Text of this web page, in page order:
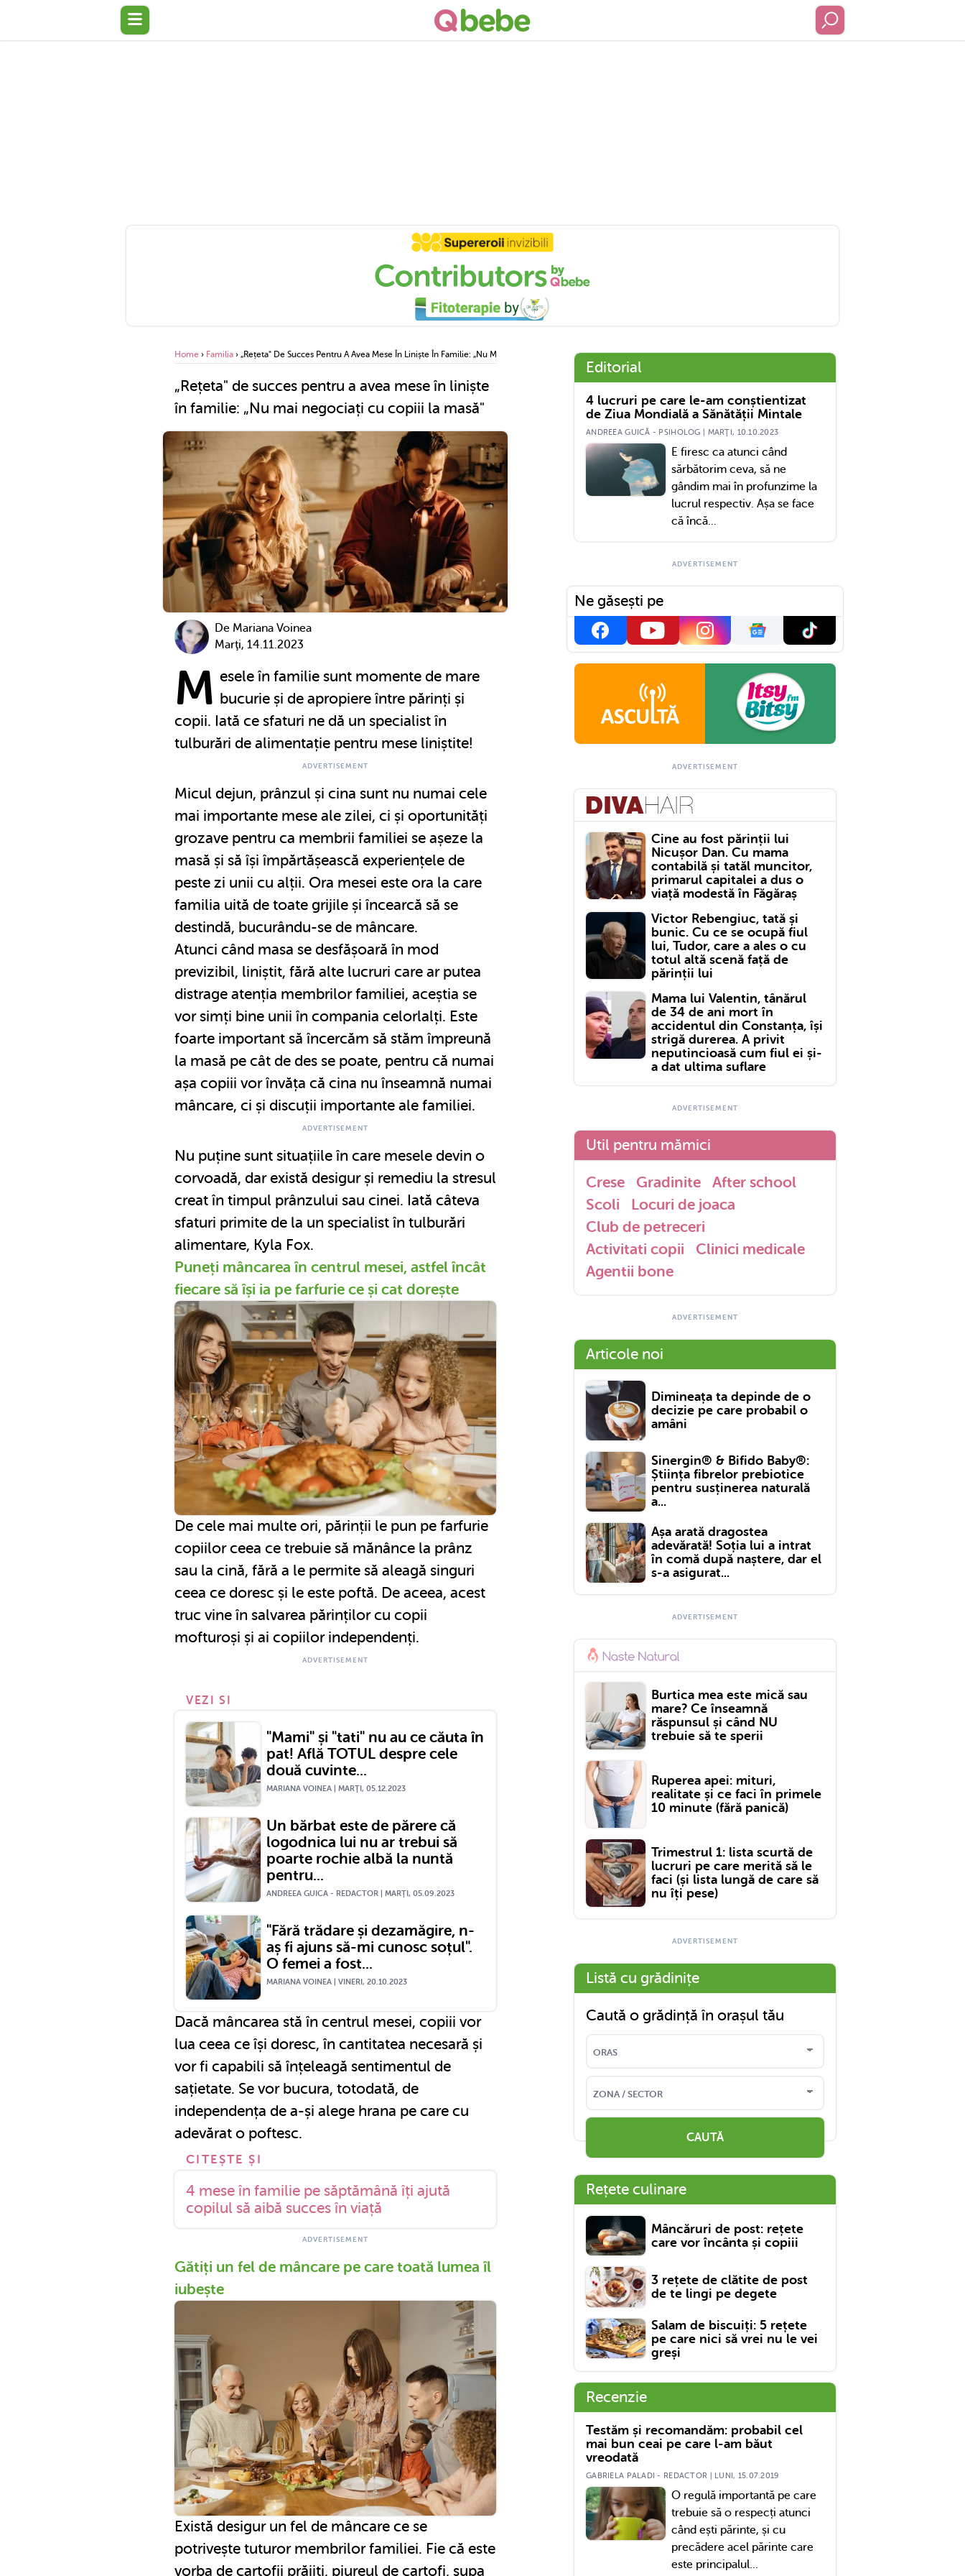
Home › Familia › „Rețeta" De Succes Pentru A Avea Mese În Liniște În Familie: „Nu Mai Negociați Cu Copiii La Masă"
„Rețeta" de succes pentru a avea mese în liniște
în familie: „Nu mai negociați cu copiii la masă"
De Mariana Voinea
Marţi, 14.11.2023
M esele în familie sunt momente de mare
bucurie și de apropiere între părinți și
copii. Iată ce sfaturi ne dă un specialist în
tulburări de alimentație pentru mese liniștite!
Micul dejun, prânzul și cina sunt nu numai cele
mai importante mese ale zilei, ci și oportunități
grozave pentru ca membrii familiei se așeze la
masă și să își împărtășească experiențele de
peste zi unii cu alții. Ora mesei este ora la care
familia uită de toate grijile și încearcă să se
destindă, bucurându-se de mâncare.
Atunci când masa se desfășoară în mod
previzibil, liniștit, fără alte lucruri care ar putea
distrage atenția membrilor familiei, aceștia se
vor simți bine unii în compania celorlalți. Este
foarte important să încercăm să stăm împreună
la masă pe cât de des se poate, pentru că numai
așa copiii vor învăța că cina nu înseamnă numai
mâncare, ci și discuții importante ale familiei.
Nu puține sunt situațiile în care mesele devin o
corvoadă, dar există desigur și remediu la stresul
creat în timpul prânzului sau cinei. Iată câteva
sfaturi primite de la un specialist în tulburări
alimentare, Kyla Fox.
Puneți mâncarea în centrul mesei, astfel încât
fiecare să își ia pe farfurie ce și cat dorește
De cele mai multe ori, părinții le pun pe farfurie
copiilor ceea ce trebuie să mănânce la prânz
sau la cină, fără a le permite să aleagă singuri
ceea ce doresc și le este poftă. De aceea, acest
truc vine în salvarea părinților cu copii
mofturoși și ai copiilor independenți.
VEZI SI
"Mami" și "tati" nu au ce căuta în
pat! Află TOTUL despre cele
două cuvinte...
MARIANA VOINEA | MARŢI, 05.12.2023
Un bărbat este de părere că
logodnica lui nu ar trebui să
poarte rochie albă la nuntă
pentru...
ANDREEA GUICA - REDACTOR | MARŢI, 05.09.2023
"Fără trădare și dezamăgire, n-
aș fi ajuns să-mi cunosc soțul".
O femei a fost...
MARIANA VOINEA | VINERI, 20.10.2023
Dacă mâncarea stă în centrul mesei, copiii vor
lua ceea ce își doresc, în cantitatea necesară și
vor fi capabili să înțeleagă sentimentul de
sațietate. Se vor bucura, totodată, de
independența de a-și alege hrana pe care cu
adevărat o poftesc.
4 mese în familie pe săptămână îți ajută
copilul să aibă succes în viață
Gătiți un fel de mâncare pe care toată lumea îl
iubește
Există desigur un fel de mâncare ce se
potrivește tuturor membrilor familiei. Fie că este
vorba de cartofii prăjiți, piureul de cartofi, supa
Editorial
4 lucruri pe care le-am conștientizat
de Ziua Mondială a Sănătății Mintale
ANDREEA GUICĂ - PSIHOLOG | MARŢI, 10.10.2023
E firesc ca atunci când
sărbătorim ceva, să ne
gândim mai în profunzime la
lucrul respectiv. Așa se face
că încă...
Ne găsești pe
Cine au fost părinții lui
Nicușor Dan. Cu mama
contabilă și tatăl muncitor,
primarul capitalei a dus o
viață modestă în Făgăraș
Victor Rebengiuc, tată și
bunic. Cu ce se ocupă fiul
lui, Tudor, care a ales o cu
totul altă scenă față de
părinții lui
Mama lui Valentin, tânărul
de 34 de ani mort în
accidentul din Constanța, își
strigă durerea. A privit
neputincioasă cum fiul ei și-
a dat ultima suflare
Util pentru mămici
Crese Gradinite
After school
Scoli
Locuri de joaca
Club de petreceri
Activitati copii
Clinici medicale
Agentii bone
Articole noi
Dimineața ta depinde de o
decizie pe care probabil o
amâni
Sinergin® & Bifido Baby®:
Știința fibrelor prebiotice
pentru susținerea naturală
a...
Așa arată dragostea
adevărată! Soția lui a intrat
în comă după naștere, dar el
s-a asigurat...
Burtica mea este mică sau
mare? Ce înseamnă
răspunsul și când NU
trebuie să te sperii
Ruperea apei: mituri,
realitate și ce faci în primele
10 minute (fără panică)
Trimestrul 1: lista scurtă de
lucruri pe care merită să le
faci (și lista lungă de care să
nu îți pese)
Listă cu grădinițe
Caută o grădință în orașul tău
CAUTĂ
Rețete culinare
Mâncăruri de post: rețete
care vor încânta și copiii
3 rețete de clătite de post
de te lingi pe degete
Salam de biscuiți: 5 rețete
pe care nici să vrei nu le vei
greși
Recenzie
Testăm și recomandăm: probabil cel
mai bun ceai pe care l-am băut
vreodată
GABRIELA PALADI - REDACTOR | LUNI, 15.07.2019
O regulă importantă pe care
trebuie să o respecți atunci
când ești părinte, și cu
precădere acel părinte care
este principalul...